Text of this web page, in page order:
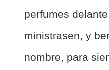
perfumes
ministrasen, y
nombre, para